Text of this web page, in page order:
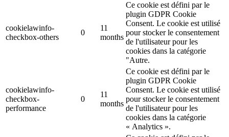
cookielawinfo-
checkbox-others
0
11
months
Ce cookie est défini par le
plugin GDPR Cookie
Consent. Le cookie est utilisé
pour stocker le consentement
de l'utilisateur pour les
cookies dans la catégorie
"Autre.
cookielawinfo-
checkbox-
performance
0
11
months
Ce cookie est défini par le
plugin GDPR Cookie
Consent. Le cookie est utilisé
pour stocker le consentement
de l'utilisateur pour les
cookies dans la catégorie
« Analytics ».